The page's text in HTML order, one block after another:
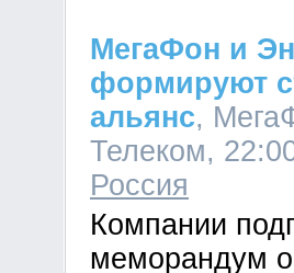
МегаФон и
формируют
альянс,
Телеком,
Россия
Компании
меморандум о